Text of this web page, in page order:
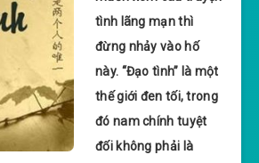
tình lãng mạn thì
đừng nhảy vào hố
này. “Đạo tình” là một
thế giới đen tối, trong
đó nam chính tuyệt
đối không phải là